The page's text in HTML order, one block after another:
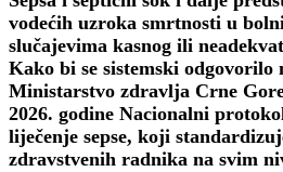
vodećih uzroka smrtnosti u
slučajevima kasnog ili
Kako bi se sistemski odgovorilo
Ministarstvo zdravlja Crne
2026. godine Nacionalni
liječenje sepse, koji
zdravstvenih radnika na svim